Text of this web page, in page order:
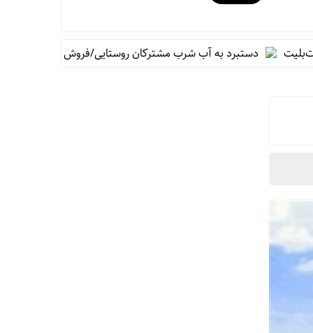
دستبرد به آب شرب مشترکان روستایی/فروش غیرقانونی آب!